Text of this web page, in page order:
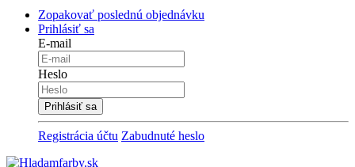
Zopakovať poslednú objednávku
Prihlásiť sa
E-mail
Heslo
Registrácia účtu Zabudnuté heslo